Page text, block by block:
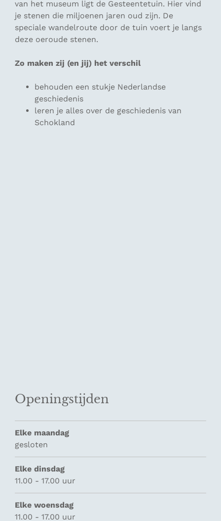
van het museum ligt de Gesteentetuin. Hier vind
je stenen die miljoenen jaren oud zijn. De
speciale wandelroute door de tuin voert je langs
deze oeroude stenen.
Zo maken zij (en jij) het verschil
behouden een stukje Nederlandse
geschiedenis
leren je alles over de geschiedenis van
Schokland
Openingstijden
Elke maandag
gesloten
Elke dinsdag
11.00 - 17.00 uur
Elke woensdag
11.00 - 17.00 uur